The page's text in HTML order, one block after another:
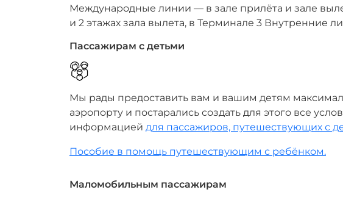
Международные линии — в зале прилёта и зале
и 2 этажах зала вылета, в Терминале 3 Внутренние
Пассажирам с детьми
Мы рады предоставить вам и вашим детям
аэропорту и постарались создать для этого все
информацией для пассажиров, путешествующих с
Пособие в помощь путешествующим с ребёнком.
Маломобильным пассажирам